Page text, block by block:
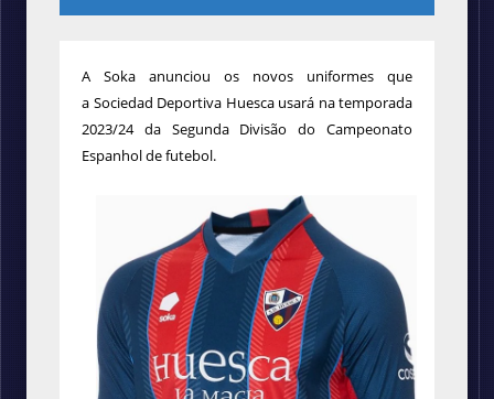
A Soka anunciou os novos uniformes que
a Sociedad Deportiva Huesca usará na temporada
2023/24 da Segunda Divisão do Campeonato
Espanhol de futebol.